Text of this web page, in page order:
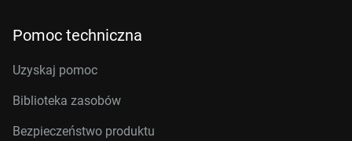
Pomoc techniczna
Uzyskaj pomoc
Biblioteka zasobów
Bezpieczeństwo produktu